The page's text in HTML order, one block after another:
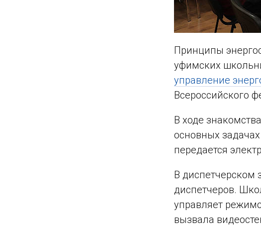
Принципы
уфимских
управление
Всероссийского
В ходе
основных
передается
В диспетчерском
диспетчеров.
управляет
вызвала